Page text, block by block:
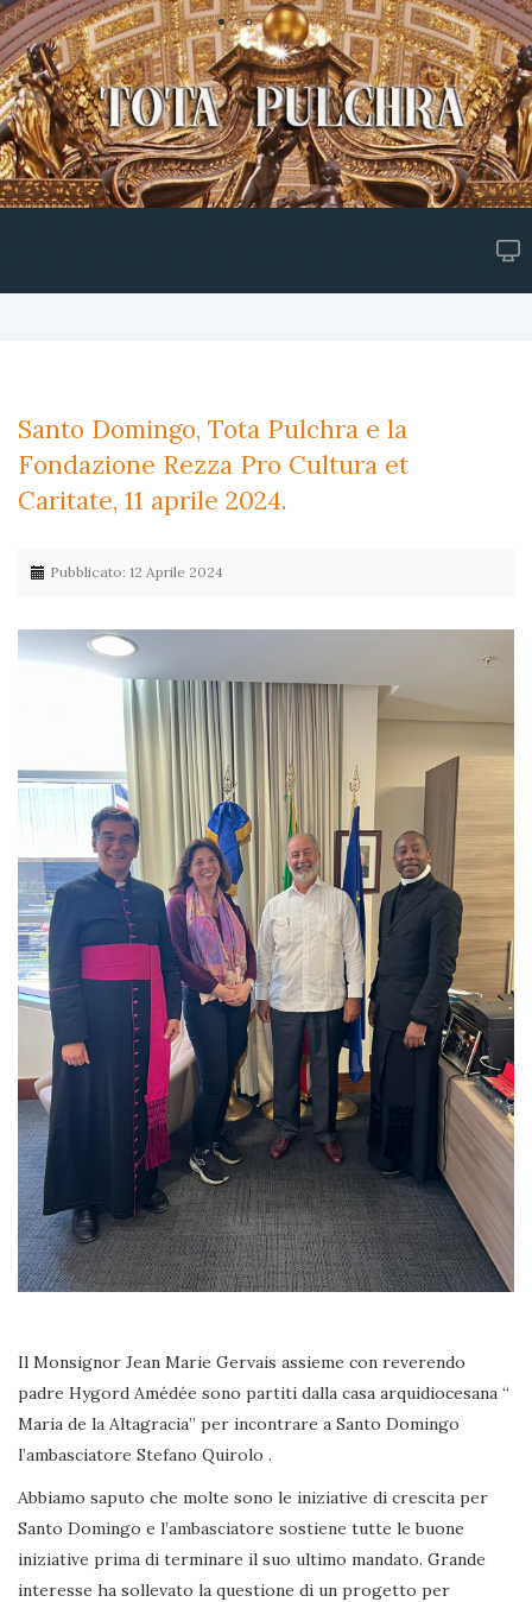
Santo Domingo, Tota Pulchra e la
Fondazione Rezza Pro Cultura et
Caritate, 11 aprile 2024.
Pubblicato: 12 Aprile 2024
Il Monsignor Jean Marie Gervais assieme con reverendo
padre Hygord Amédée sono partiti dalla casa arquidiocesana “
Maria de la Altagracia” per incontrare a Santo Domingo
l’ambasciatore Stefano Quirolo .
Abbiamo saputo che molte sono le iniziative di crescita per
Santo Domingo e l’ambasciatore sostiene tutte le buone
iniziative prima di terminare il suo ultimo mandato. Grande
interesse ha sollevato la questione di un progetto per